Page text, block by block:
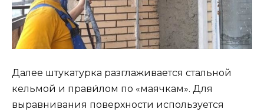
Далее штукатурка разглаживается стальной
кельмой и прави́лом по «маячкам». Для
выравнивания поверхности используется